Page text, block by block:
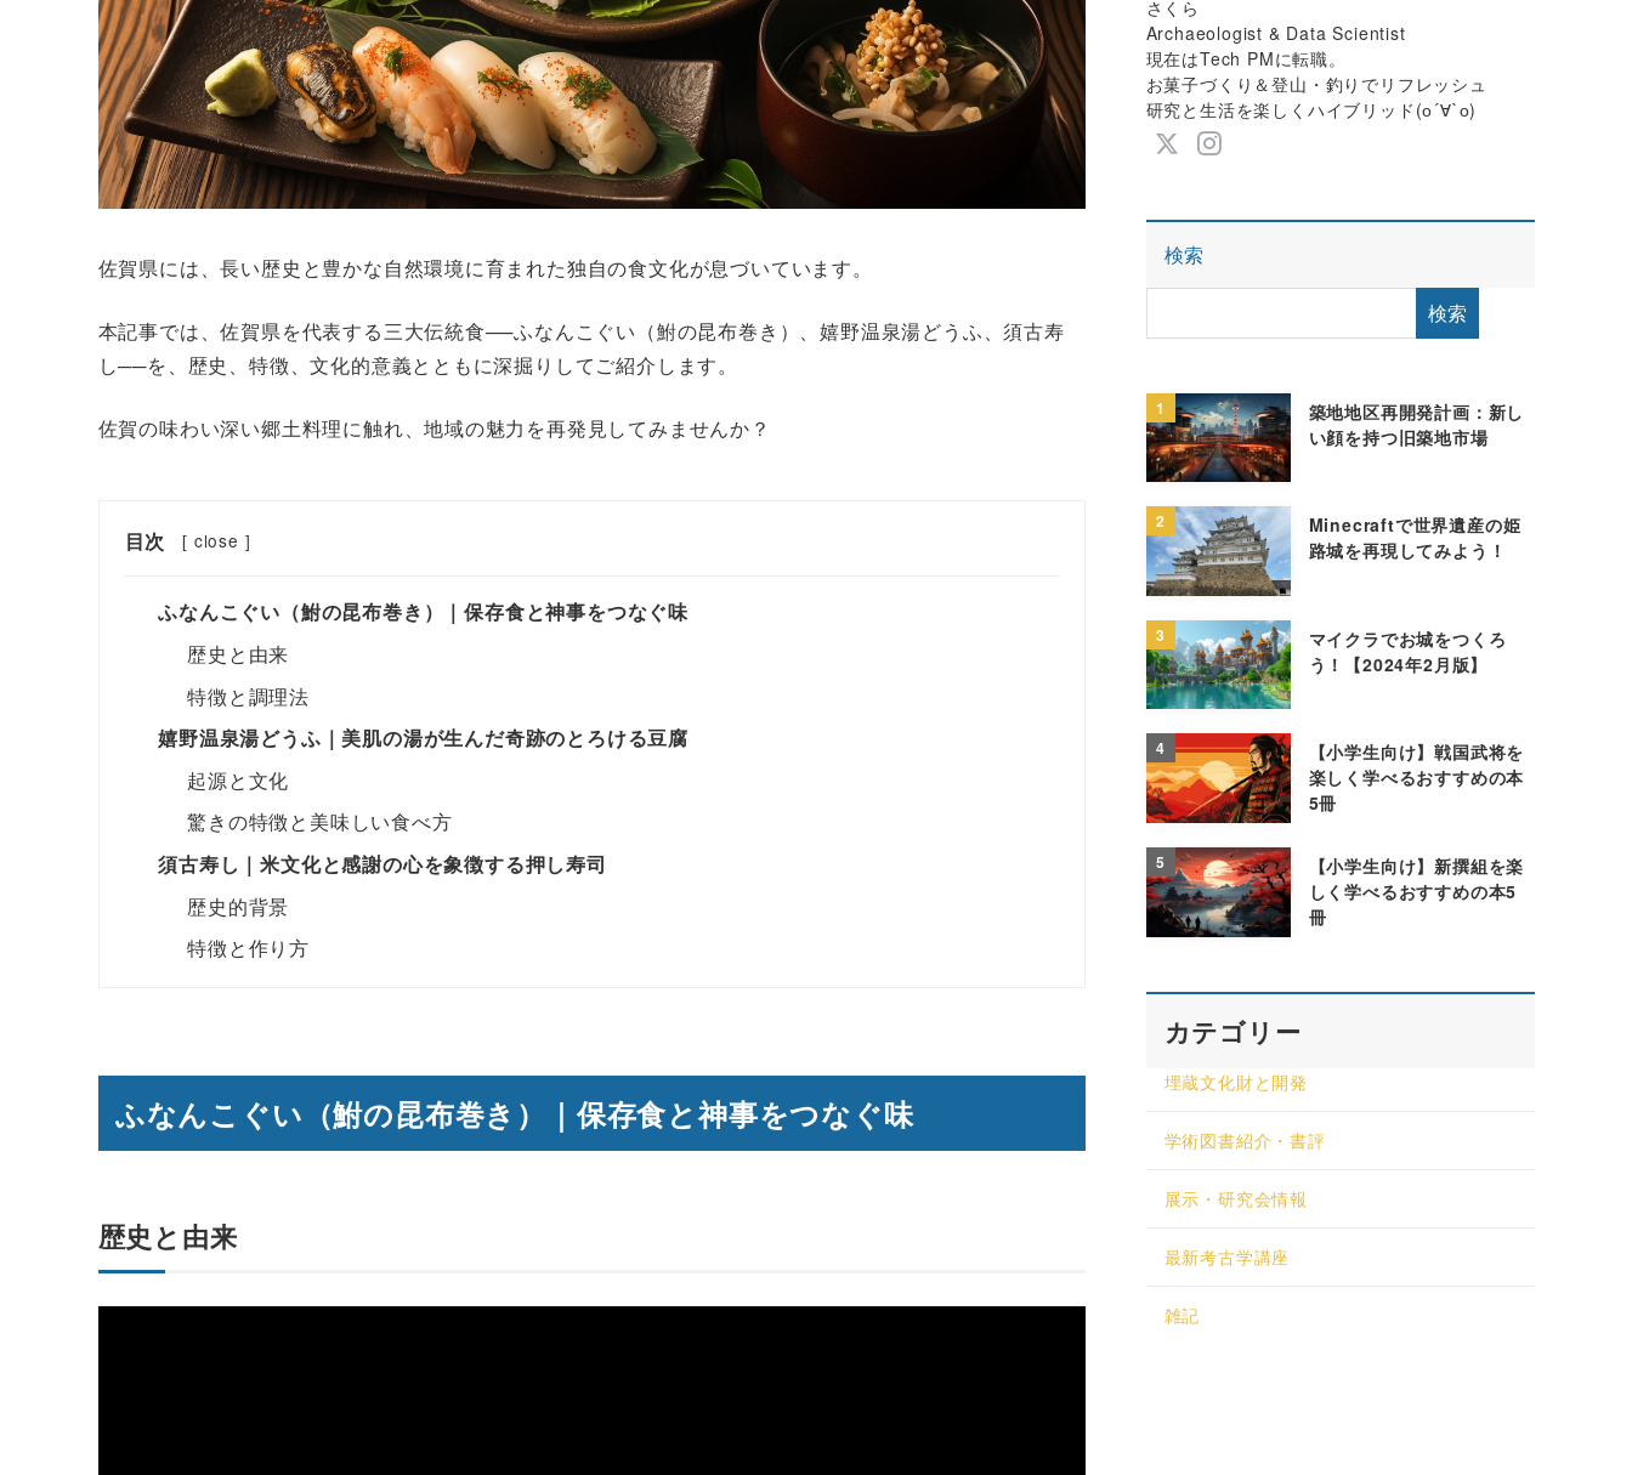
佐賀県には、長い歴史と豊かな自然環境に育まれた独自の食文化が息づいています。
本記事では、佐賀県を代表する三大伝統食──ふなんこぐい（鮒の昆布巻き）、嬉野温泉湯どうふ、須古寿
し──を、歴史、特徴、文化的意義とともに深掘りしてご紹介します。
佐賀の味わい深い郷土料理に触れ、地域の魅力を再発見してみませんか？
目次 [ close ]
ふなんこぐい（鮒の昆布巻き）｜保存食と神事をつなぐ味
歴史と由来
特徴と調理法
嬉野温泉湯どうふ｜美肌の湯が生んだ奇跡のとろける豆腐
起源と文化
驚きの特徴と美味しい食べ方
須古寿し｜米文化と感謝の心を象徴する押し寿司
歴史的背景
特徴と作り方
ふなんこぐい（鮒の昆布巻き）｜保存食と神事をつなぐ味
歴史と由来
さくら
Archaeologist & Data Scientist
現在はTech PMに転職。
お菓子づくり＆登山・釣りでリフレッシュ
研究と生活を楽しくハイブリッド(о´∀`о)
検索
検索
1
築地地区再開発計画：新し
い顔を持つ旧築地市場
2
Minecraftで世界遺産の姫
路城を再現してみよう！
3
マイクラでお城をつくろ
う！【2024年2月版】
4
【小学生向け】戦国武将を
楽しく学べるおすすめの本
5冊
5
【小学生向け】新撰組を楽
しく学べるおすすめの本5
冊
カテゴリー
埋蔵文化財と開発
学術図書紹介・書評
展示・研究会情報
最新考古学講座
雑記